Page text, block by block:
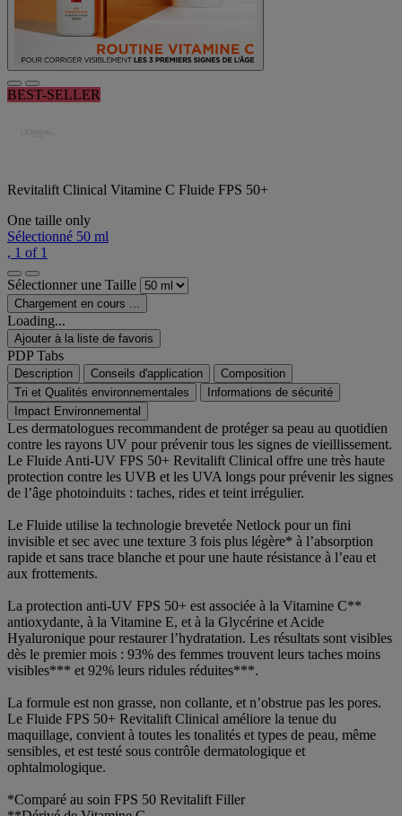
BEST-SELLER
Revitalift Clinical Vitamine C Fluide FPS 50+
One taille only
Sélectionné 50 ml
, 1 of 1
Sélectionner une Taille
Chargement en cours ...
Loading...
Ajouter à la liste de favoris
PDP Tabs
Description Conseils d'application
Composition
Tri et Qualités environnementales
Informations de sécurité
Impact Environnemental
Les dermatologues recommandent de protéger sa peau au quotidien
contre les rayons UV pour prévenir tous les signes de vieillissement.
Le Fluide Anti-UV FPS 50+ Revitalift Clinical offre une très haute
protection contre les UVB et les UVA longs pour prévenir les signes
de l’âge photoinduits : taches, rides et teint irrégulier.
Le Fluide utilise la technologie brevetée Netlock pour un fini
invisible et sec avec une texture 3 fois plus légère* à l’absorption
rapide et sans trace blanche et pour une haute résistance à l’eau et
aux frottements.
La protection anti-UV FPS 50+ est associée à la Vitamine C**
antioxydante, à la Vitamine E, et à la Glycérine et Acide
Hyaluronique pour restaurer l’hydratation. Les résultats sont visibles
dès le premier mois : 93% des femmes trouvent leurs taches moins
visibles*** et 92% leurs ridules réduites***.
La formule est non grasse, non collante, et n’obstrue pas les pores.
Le Fluide FPS 50+ Revitalift Clinical améliore la tenue du
maquillage, convient à toutes les tonalités et types de peau, même
sensibles, et est testé sous contrôle dermatologique et
ophtalmologique.
*Comparé au soin FPS 50 Revitalift Filler